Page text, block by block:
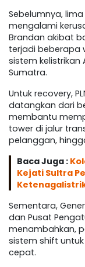
Sebelumnya,
mengalami
Brandan akibat
terjadi beberapa
sistem
Sumatra.
Untuk recovery,
datangkan dari
membantu
tower di jalur
pelanggan,
Baca Juga :
Kejati Sultra
Sementara,
dan Pusat
menambahkan,
sistem shift
cepat.